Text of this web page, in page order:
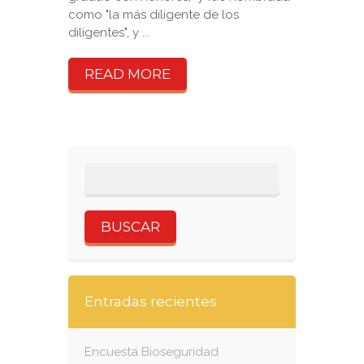
como "la más diligente de los
diligentes", y ...
READ MORE
Entradas recientes
Encuesta Bioseguridad